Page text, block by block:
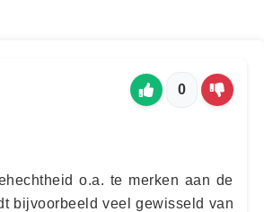
0
o.a. te merken aan de
bijvoorbeeld veel gewisseld van